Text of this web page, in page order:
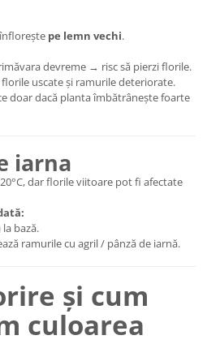
pe lemn vechi.
devreme → risc să pierzi florile.
uscate și ramurile deteriorate.
doar dacă planta îmbătrânește foarte
iarna
dar florile viitoare pot fi afectate
bază.
ramurile cu agril / pânză de iarnă.
și cum
culoarea